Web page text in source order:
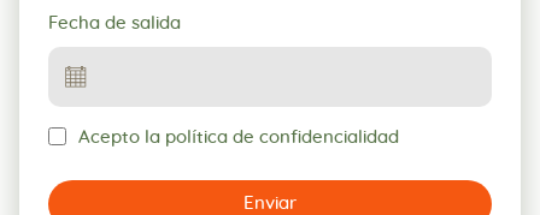
Fecha de salida
Acepto la política de confidencialidad
Enviar